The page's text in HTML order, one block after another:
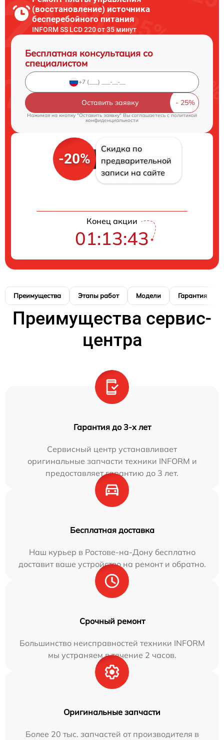
(восстановление) источника
бесперебойного питания
INFORM SS LCD 220 от 35 минут
Бесплатная консультация со
специалистом
Оставить заявку
Нажимая на кнопку "Оставить заявку" Вы соглашаетесь cполитикой
конфиденциальности
-20%
Скидка по
предварительной
записи на сайте
Конец акции
01:13:42
Преимущества Этапы работ Модели Гарантия
Преимущества сервис-
центра
Гарантия до 3-х лет
Сервисный центр устанавливает
оригинальные запчасти техники INFORM и
предоставляет гарантию до 3 лет.
Бесплатная доставка
Наш курьер в Ростове-на-Дону бесплатно
доставит ваше устройство на ремонт и обратно.
Срочный ремонт
Большинство неисправностей техники INFORM
мы устраняем в течение 2 часов.
Оригинальные запчасти
Более 20 тыс. запчастей от производителя в